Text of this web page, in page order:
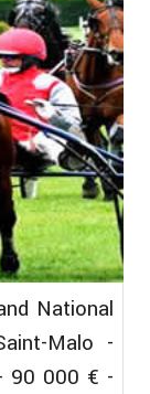
National
Malo -
90 000 € -